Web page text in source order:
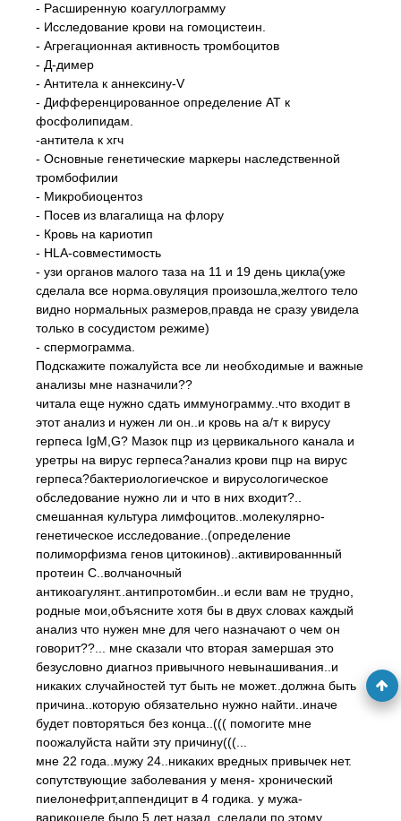
- Расширенную коагуллограмму
- Исследование крови на гомоцистеин.
- Агрегационная активность тромбоцитов
- Д-димер
- Антитела к аннексину-V
- Дифференцированное определение АТ к
фосфолипидам.
-антитела к хгч
- Основные генетические маркеры наследственной
тромбофилии
- Микробиоцентоз
- Посев из влагалища на флору
- Кровь на кариотип
- HLA-совместимость
- узи органов малого таза на 11 и 19 день цикла(уже
сделала все норма.овуляция произошла,желтого тело
видно нормальных размеров,правда не сразу увидела
только в сосудистом режиме)
- спермограмма.
Подскажите пожалуйста все ли необходимые и важные
анализы мне назначили??
читала еще нужно сдать иммунограмму..что входит в
этот анализ и нужен ли он..и кровь на а/т к вирусу
герпеса IgM,G? Мазок пцр из цервикального канала и
уретры на вирус герпеса?анализ крови пцр на вирус
герпеса?бактериологиечское и вирусологическое
обследование нужно ли и что в них входит?..
смешанная культура лимфоцитов..молекулярно-
генетическое исследование..(определение
полиморфизма генов цитокинов)..активированнный
протеин С..волчаночный
антикоагулянт..антипротомбин..и если вам не трудно,
родные мои,объясните хотя бы в двух словах каждый
анализ что нужен мне для чего назначают о чем он
говорит??... мне сказали что вторая замершая это
безусловно диагноз привычного невынашивания..и
никаких случайностей тут быть не может..должна быть
причина..которую обязательно нужно найти..иначе
будет повторяться без конца..((( помогите мне
поожалуйста найти эту причину(((...
мне 22 года..мужу 24..никаких вредных привычек нет.
сопутствующие заболевания у меня- хронический
пиелонефрит,аппендицит в 4 годика. у мужа-
варикоцеле было 5 лет назад..сделали по этому